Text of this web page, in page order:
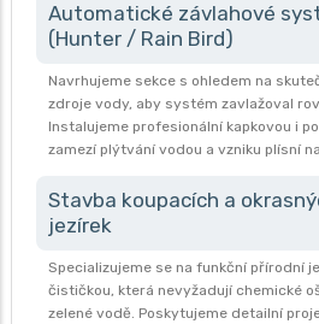
Automatické závlahové
(Hunter / Rain Bird)
Navrhujeme sekce s ohledem na
zdroje vody, aby systém zavlažoval
Instalujeme profesionální kapkovou i
zamezí plýtvání vodou a vzniku plísní
Stavba koupacích a
jezírek
Specializujeme se na funkční přírodní
čističkou, která nevyžadují chemické
zelené vodě. Poskytujeme detailní